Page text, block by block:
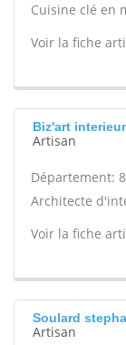
Cuisine clé en
Voir la fiche
Biz'art
Artisan
Département:
Architecte
Voir la fiche
Soulard
Artisan